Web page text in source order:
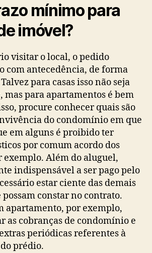
mínimo para
imóvel?
visitar o local, o pedido
com antecedência, de forma
para casas isso não seja
mas para apartamentos é bem
procure conhecer quais são
do condomínio em que
em alguns é proibido ter
por comum acordo dos
exemplo. Além do aluguel,
indispensável a ser pago pelo
estar ciente das demais
possam constar no contrato.
apartamento, por exemplo,
as cobranças de condomínio e
periódicas referentes à
prédio.